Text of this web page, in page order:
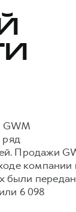
GWM
ряд
Продажи
компании
были
6 098